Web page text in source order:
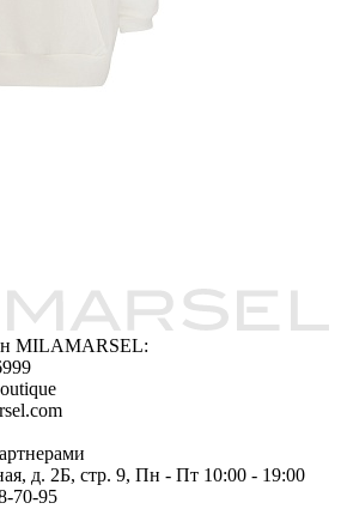
MILAMARSEL:
д. 2Б, стр. 9, Пн - Пт 10:00 - 19:00
70-95